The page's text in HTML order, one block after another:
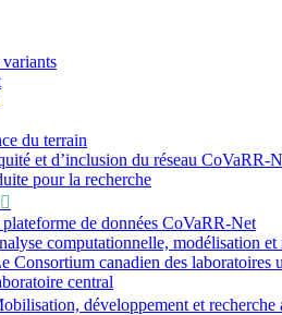
du terrain
et d’inclusion du réseau CoVaRR-
pour la recherche
de données CoVaRR-Net
computationnelle, modélisation et
canadien des laboratoires
central
développement et recherche